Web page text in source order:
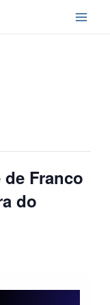
Franco
do